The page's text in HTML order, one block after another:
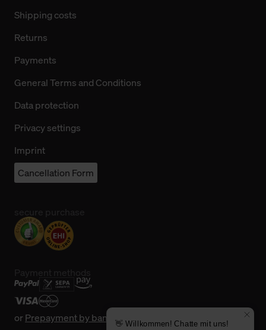
Shipping costs
Returns
Payments
General Terms and Conditions
Data protection
Privacy settings
Imprint
Cancellation Form
orPrepayment by bank transfer